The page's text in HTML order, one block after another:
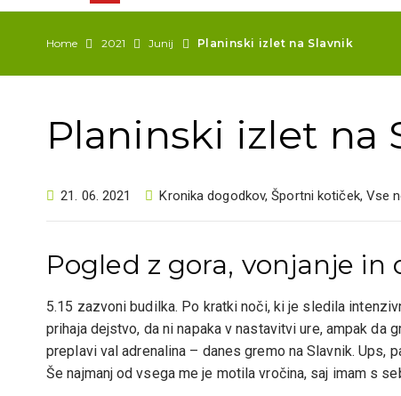
Home 2021 Junij Planinski izlet na Slavnik
Planinski izlet na
21. 06. 2021 Kronika dogodkov,Športni kotiček, Vse
Pogled z gora, vonjanje
5.15 zazvoni budilka. Po kratki noči, ki je sledila
prihaja dejstvo, da ni napaka v nastavitvi ure, ampak da
preplavi val adrenalina – danes gremo na Slavnik. Ups,
Še najmanj od vsega me je motila vročina, saj imam s